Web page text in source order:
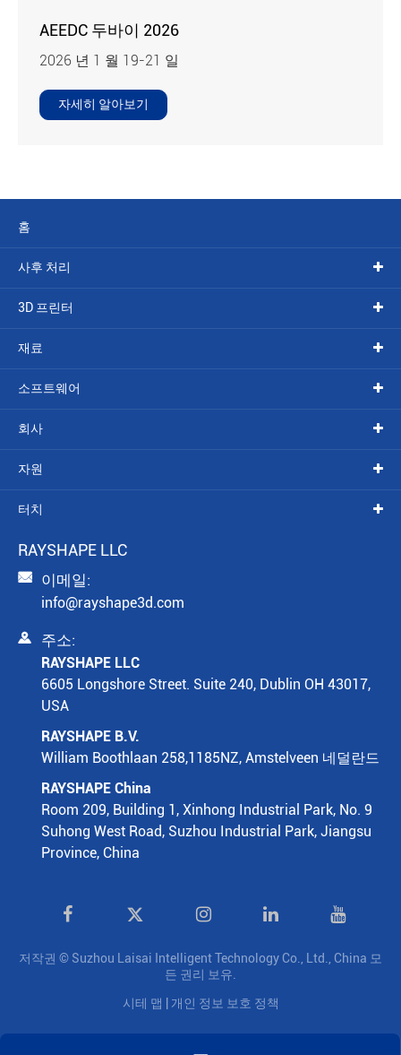
AEEDC 두바이 2026
2026 년 1 월 19-21 일
자세히 알아보기
홈
사후 처리
3D 프린터
재료
소프트웨어
회사
자원
터치
RAYSHAPE LLC
 이메일:
info@rayshape3d.com
 주소:
RAYSHAPE LLC
6605 Longshore Street. Suite 240, Dublin OH 43017,
USA
RAYSHAPE B.V.
William Boothlaan 258,1185NZ, Amstelveen 네덜란드
RAYSHAPE China
Room 209, Building 1, Xinhong Industrial Park, No. 9
Suhong West Road, Suzhou Industrial Park, Jiangsu
Province, China

저작권 © Suzhou Laisai Intelligent Technology Co., Ltd., China 모
든 권리 보유.
시테 맵
개인 정보 보호 정책